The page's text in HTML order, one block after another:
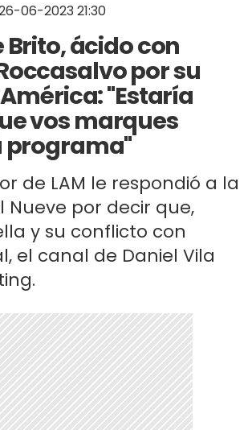
06-2023 21:30
Brito, ácido con
por su
"Estaría
vos marques
programa"
de LAM le respondió a la
Nueve por decir que,
y su conflicto con
el canal de Daniel Vila